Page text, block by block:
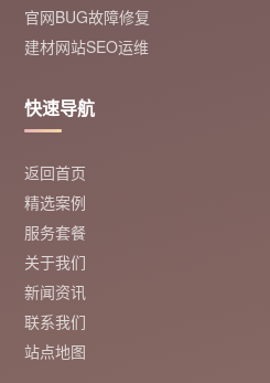
官网BUG故障修复
建材网站SEO运维
快速导航
返回首页
精选案例
服务套餐
关于我们
新闻资讯
联系我们
站点地图